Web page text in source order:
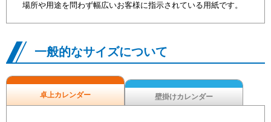
場所や用途を問わず幅広いお客様に指示されている用紙です。
一般的なサイズについて
卓上カレンダー 壁掛けカレンダー